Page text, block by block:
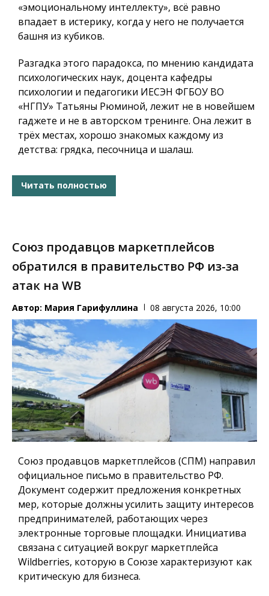
«эмоциональному интеллекту», всё равно
впадает в истерику, когда у него не получается
башня из кубиков.
Разгадка этого парадокса, по мнению кандидата
психологических наук, доцента кафедры
психологии и педагогики ИЕСЭН ФГБОУ ВО
«НГПУ» Татьяны Рюминой, лежит не в новейшем
гаджете и не в авторском тренинге. Она лежит в
трёх местах, хорошо знакомых каждому из
детства: грядка, песочница и шалаш.
Читать полностью
Союз продавцов маркетплейсов
обратился в правительство РФ из-за
атак на WB
Автор: Мария Гарифуллина 08 августа 2026, 10:00
Союз продавцов маркетплейсов (СПМ) направил
официальное письмо в правительство РФ.
Документ содержит предложения конкретных
мер, которые должны усилить защиту интересов
предпринимателей, работающих через
электронные торговые площадки. Инициатива
связана с ситуацией вокруг маркетплейса
Wildberries, которую в Союзе характеризуют как
критическую для бизнеса.